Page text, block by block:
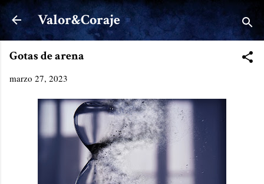
Ir al contenido principal
Valor&Coraje
Gotas de arena
marzo 27, 2023